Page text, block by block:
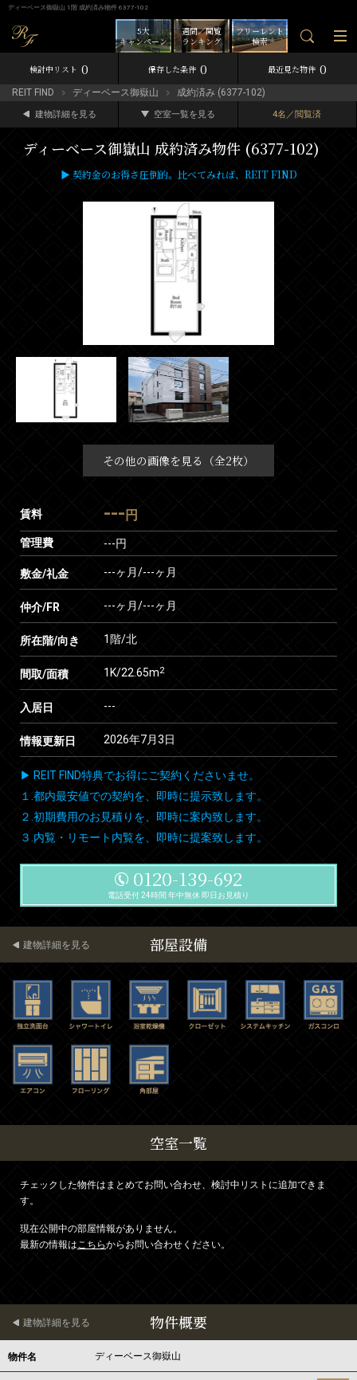
ディーベース御嶽山 1階 成約済み物件 6377-102
フリーレント
検索
週間／閲覧
ランキング
5大
キャンペーン
検討中リスト 0 保存した条件 0 最近見た物件 0
REIT FIND ディーベース御嶽山 成約済み (6377-102)
建物詳細を見る 空室一覧を見る 4名／閲覧済
ディーベース御嶽山 成約済み物件 (6377-102)
▶ 契約金のお得さ圧倒的。比べてみれば、REIT FIND
その他の画像を見る（全2枚）
賃料 --- 円
管理費 ---円
敷金/礼金 ---ヶ月/---ヶ月
仲介/FR ---ヶ月/---ヶ月
所在階/向き 1階/北
間取/面積 1K/22.65m2
入居日 ---
情報更新日 2026年7月3日
▶ REIT FIND特典でお得にご契約くださいませ。
１.都内最安値での契約を、即時に提示致します。
２.初期費用のお見積りを、即時に案内致します。
３.内覧・リモート内覧を、即時に提案致します。
0120-139-692
電話受付 24時間 年中無休 即日お見積り
部屋設備
建物詳細を見る
空室一覧
チェックした物件はまとめてお問い合わせ、検討中リストに追加できま
す。
現在公開中の部屋情報がありません。
最新の情報はこちらからお問い合わせください。
物件概要
建物詳細を見る
物件名 ディーベース御嶽山